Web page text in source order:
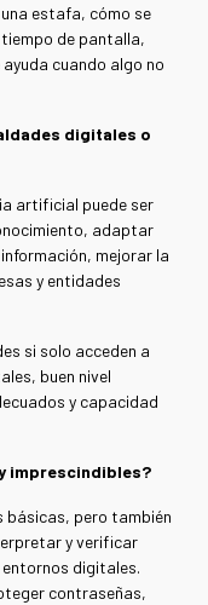
estafa, cómo se
de pantalla,
cuando algo no
digitales o
artificial puede ser
adaptar
mejorar la
y entidades
si solo acceden a
buen nivel
y capacidad
imprescindibles?
básicas, pero también
y verificar
entornos digitales.
contraseñas,